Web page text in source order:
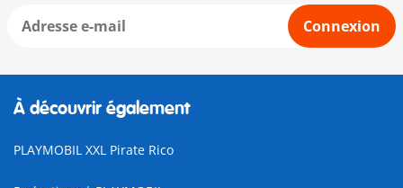
Connexion
À découvrir également
PLAYMOBIL XXL Pirate Rico